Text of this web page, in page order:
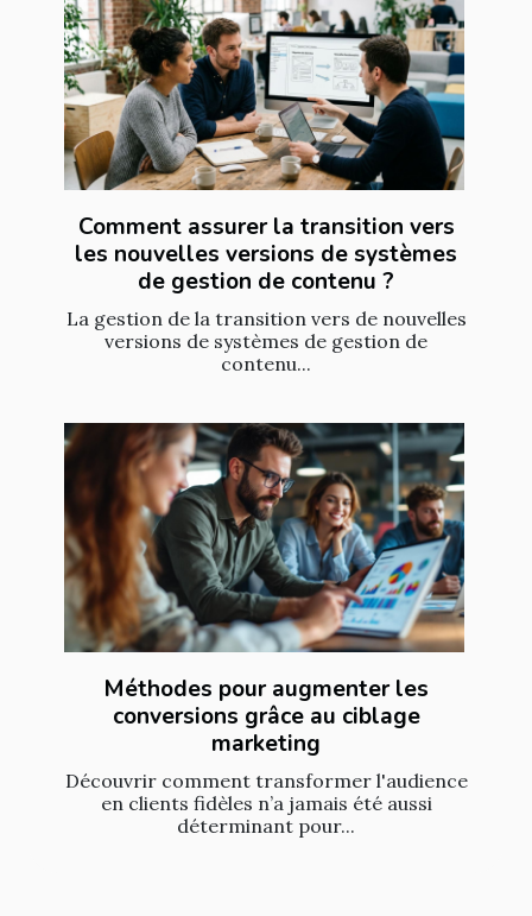
Comment assurer la transition vers
les nouvelles versions de systèmes
de gestion de contenu ?
La gestion de la transition vers de nouvelles
versions de systèmes de gestion de
contenu...
Méthodes pour augmenter les
conversions grâce au ciblage
marketing
Découvrir comment transformer l'audience
en clients fidèles n’a jamais été aussi
déterminant pour...